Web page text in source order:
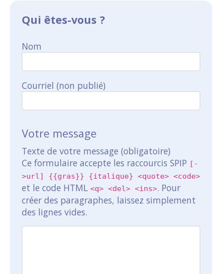
Qui êtes-vous ?
Nom
Courriel (non publié)
Votre message
Texte de votre message (obligatoire)
Ce formulaire accepte les raccourcis SPIP [-
>url] {{gras}} {italique} <quote> <code>
et le code HTML <q> <del> <ins>. Pour
créer des paragraphes, laissez simplement
des lignes vides.